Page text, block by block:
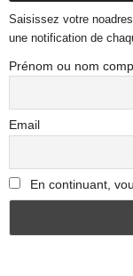
Saisissez votre
une notification de
Prénom ou nom
Email
En continuant,